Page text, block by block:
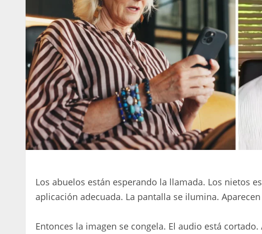
Los abuelos están esperando la llamada. Los nietos
aplicación adecuada. La pantalla se ilumina. Aparecen
Entonces la imagen se congela. El audio está